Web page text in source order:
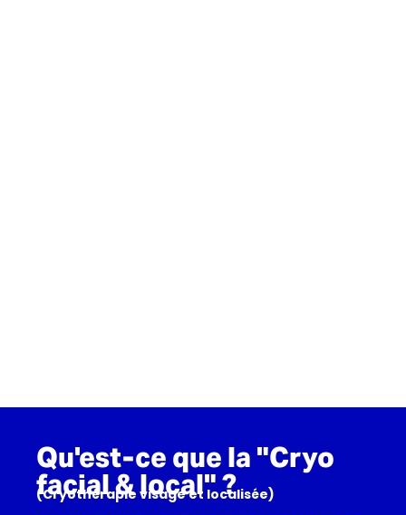
Qu'est-ce que la "Cryo
facial & local" ?
(Cryothérapie visage et localisée)